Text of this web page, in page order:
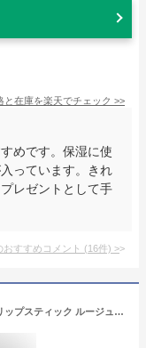
と在庫を楽天でチェック >>
めです。保湿に使
っています。きれ
レゼントとして手
おすすめコメント (16件) >
【店内全品決算セール中】シャネル 口紅 リップスティック ルージュ ココ #470 マルト CHANEL ROUGE COCO 470 MARTHE 3145891724707 CHM172470 赤 レッド コスメ リップ 唇 セクシー メイクアップ メークアップ 化粧品 正規品直輸入